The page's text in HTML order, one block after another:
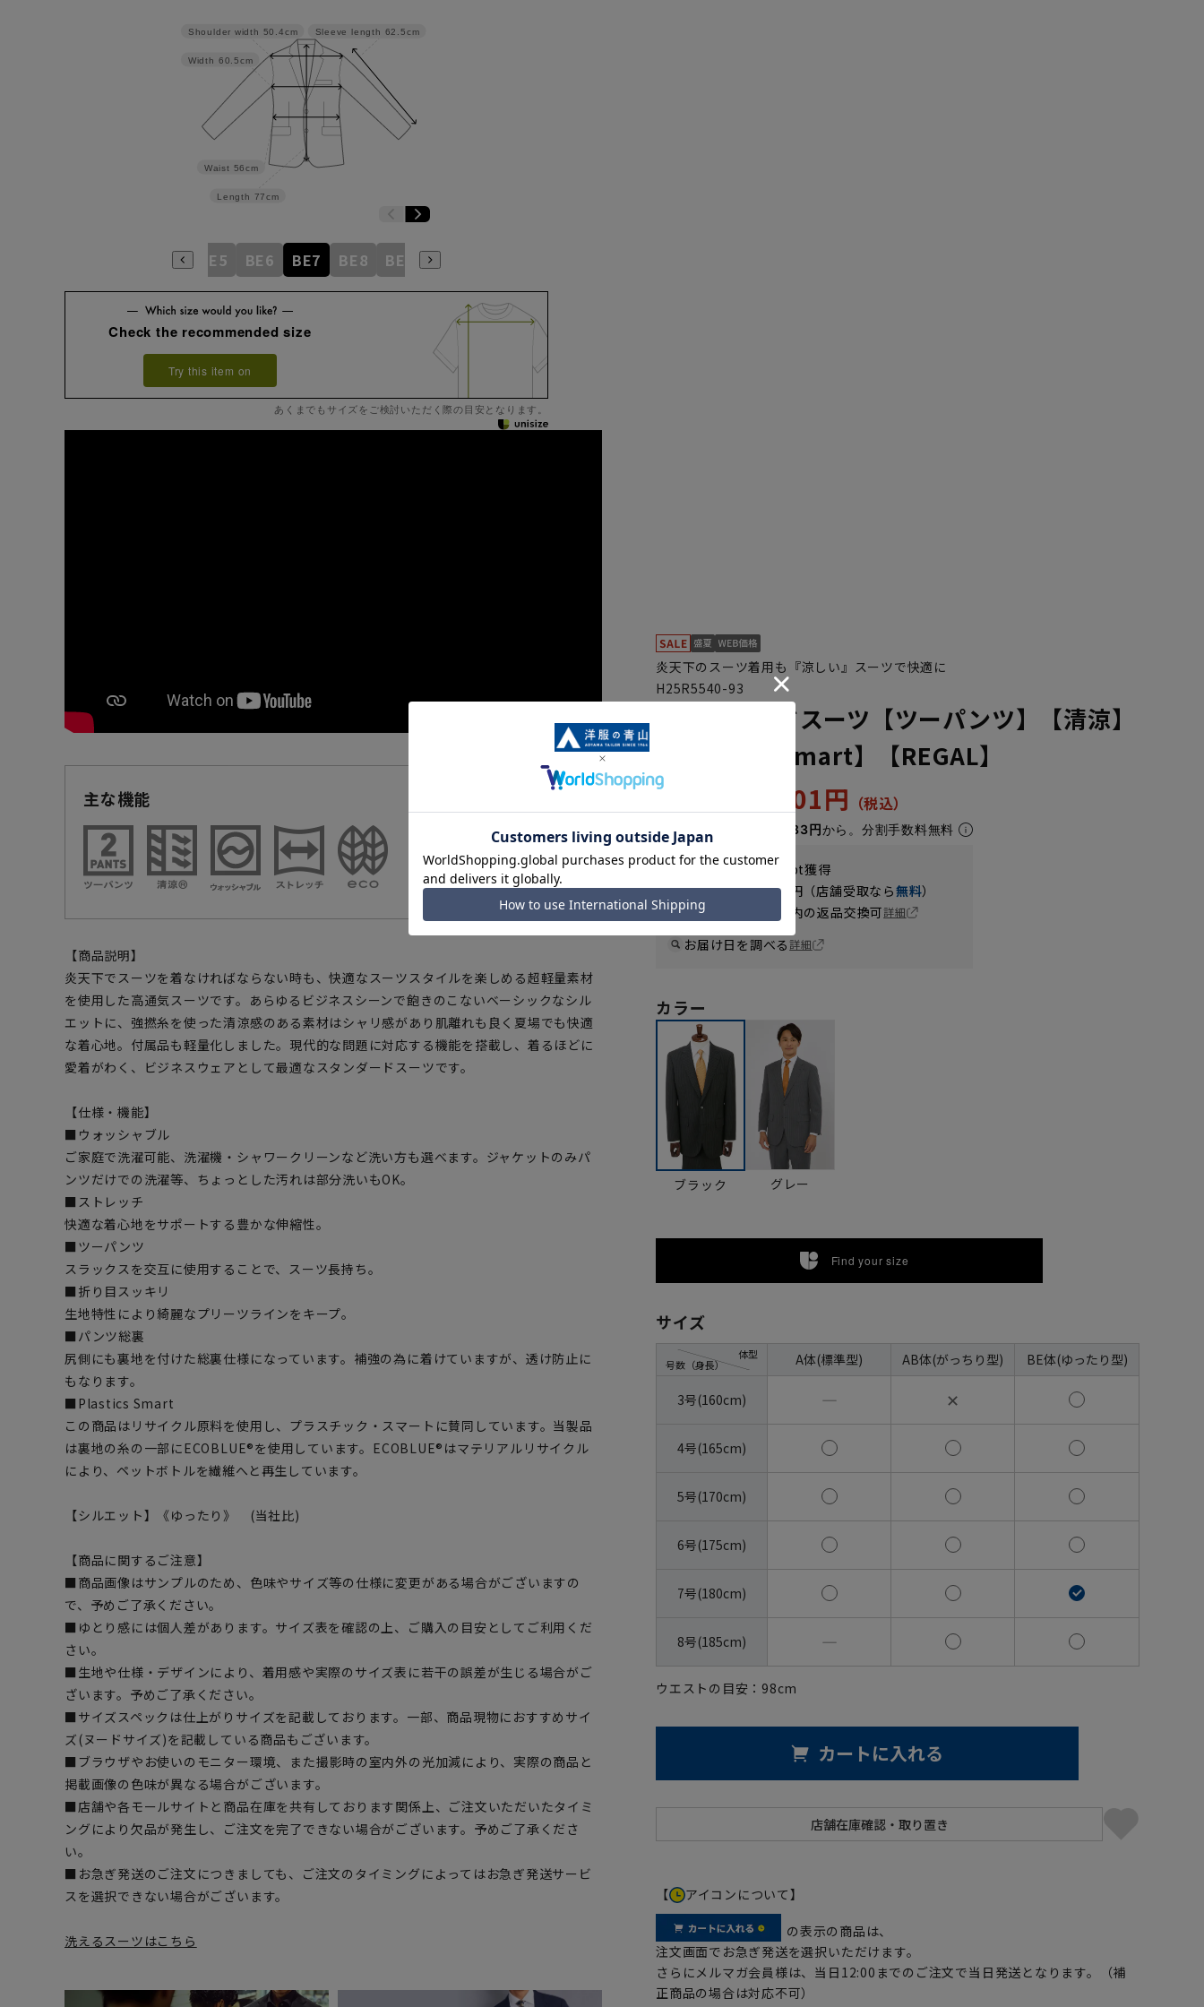
Sleeve length 62.5cm
Length 77cm
Waist 56cm
Width 60.5cm
Shoulder width 50.4cm
BE4 BE5 BE6 BE7 BE8 BE9 BE10
Check the recommended size
Try this item on
あくまでもサイズをご検討いただく際の目安となります。
主な機能
【商品説明】
炎天下でスーツを着なければならない時も、快適なスーツスタイルを楽しめる超軽量素材
を使用した高通気スーツです。あらゆるビジネスシーンで飽きのこないベーシックなシル
エットに、強撚糸を使った清涼感のある素材はシャリ感があり肌離れも良く夏場でも快適
な着心地。付属品も軽量化しました。現代的な問題に対応する機能を搭載し、着るほどに
愛着がわく、ビジネスウェアとして最適なスタンダードスーツです。
【仕様・機能】
■ウォッシャブル
ご家庭で洗濯可能、洗濯機・シャワークリーンなど洗い方も選べます。ジャケットのみパ
ンツだけでの洗濯等、ちょっとした汚れは部分洗いもOK。
■ストレッチ
快適な着心地をサポートする豊かな伸縮性。
■ツーパンツ
スラックスを交互に使用することで、スーツ長持ち。
■折り目スッキリ
生地特性により綺麗なプリーツラインをキープ。
■パンツ総裏
尻側にも裏地を付けた総裏仕様になっています。補強の為に着けていますが、透け防止に
もなります。
■Plastics Smart
この商品はリサイクル原料を使用し、プラスチック・スマートに賛同しています。当製品
は裏地の糸の一部にECOBLUE®を使用しています。ECOBLUE®はマテリアルリサイクル
により、ペットボトルを繊維へと再生しています。
【シルエット】《ゆったり》 (当社比)
【商品に関するご注意】
■商品画像はサンプルのため、色味やサイズ等の仕様に変更がある場合がございますの
で、予めご了承ください。
■ゆとり感には個人差があります。サイズ表を確認の上、ご購入の目安としてご利用くだ
さい。
■生地や仕様・デザインにより、着用感や実際のサイズ表に若干の誤差が生じる場合がご
ざいます。予めご了承ください。
■サイズスペックは仕上がりサイズを記載しております。一部、商品現物におすすめサイ
ズ(ヌードサイズ)を記載している商品もございます。
■ブラウザやお使いのモニター環境、また撮影時の室内外の光加減により、実際の商品と
掲載画像の色味が異なる場合がございます。
■店舗や各モールサイトと商品在庫を共有しております関係上、ご注文いただいたタイミ
ングにより欠品が発生し、ご注文を完了できない場合がございます。予めご了承くださ
い。
■お急ぎ発送のご注文につきましても、ご注文のタイミングによってはお急ぎ発送サービ
スを選択できない場合がございます。
洗えるスーツはこちら
炎天下のスーツ着用も『涼しい』スーツで快適に
H25R5540-93
スタンダードスーツ【ツーパンツ】【清涼】
【Plastics Smart】【REGAL】
59,301円
月々9,883円から。分割手数料無料
WEB会員なら296
pt獲得
送料 全国一律550 円（店舗受取なら無料）
お届けから
日以内の返品交換可詳細
お届け日を調べる詳細
カラー
ブラック グレー
Find your size
サイズ
号数（身長）
体型 A体(標準型) AB体(がっちり型) BE体(ゆったり型)
3号(160cm) ― ✕
4号(165cm)
5号(170cm)
6号(175cm)
7号(180cm)
8号(185cm) ―
ウエストの目安： 98cm
カートに入れる
【 アイコンについて】
の表示の商品は、
注文画面でお急ぎ発送を選択いただけます。
さらにメルマガ会員様は、当日12:00までのご注文で当日発送となります。（補
正商品の場合は対応不可）